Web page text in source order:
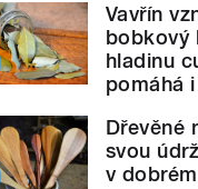
Vavřín
bobkový
hladinu
pomáhá
Dřevěné
svou
v